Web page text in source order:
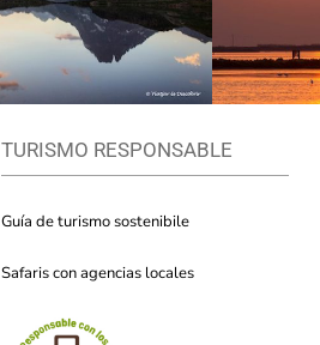
TURISMO RESPONSABLE
Guía de turismo sostenibile
Safaris con agencias locales